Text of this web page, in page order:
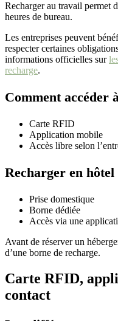
Recharger au travail permet
heures de bureau.
Les entreprises peuvent
respecter certaines
informations officielles sur
recharge.
Comment accéder
Carte RFID
Application mobile
Accès libre selon
Recharger en hôtel
Prise domestique
Borne dédiée
Accès via une
Avant de réserver un
d’une borne de recharge.
Carte RFID,
contact